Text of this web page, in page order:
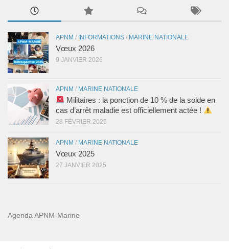
APNM / INFORMATIONS / MARINE NATIONALE
Vœux 2026
9 JANVIER 2026
APNM / MARINE NATIONALE
Militaires : la ponction de 10 % de la solde en
cas d’arrêt maladie est officiellement actée !
28 FÉVRIER 2025
APNM / MARINE NATIONALE
Vœux 2025
27 JANVIER 2025
Agenda APNM-Marine